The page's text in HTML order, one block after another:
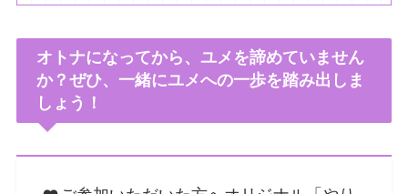
オトナになってから、ユメを諦めていません
か？ぜひ、一緒にユメへの一歩を踏み出しま
しょう！